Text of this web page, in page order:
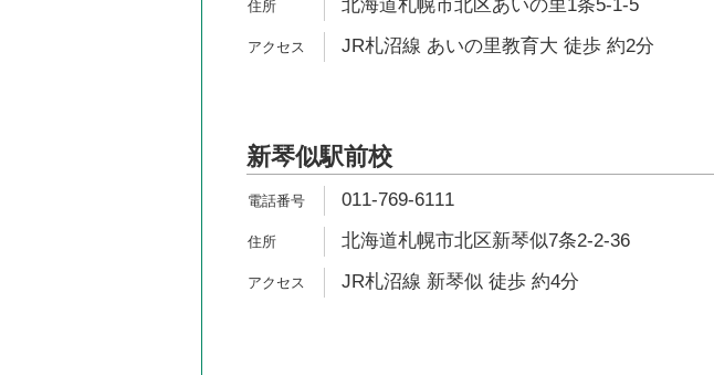
北海道札幌市北区あいの里1条5-1-5
JR札沼線 あいの里教育大 徒歩 約2分
新琴似駅前校
011-769-6111
北海道札幌市北区新琴似7条2-2-36
JR札沼線 新琴似 徒歩 約4分